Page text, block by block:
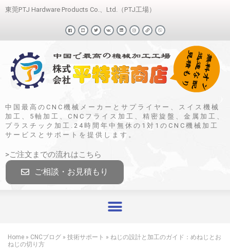
東莞PTJ Hardware Products Co.、Ltd.（PTJ工場）
中国最高のCNC機械メーカーとサプライヤー、スイス機械
加工、5軸加工、CNCフライス加工、精密旋盤、金属加工、
プラスチック加工.24時間年中無休の1対1のCNC機械加工
サービスとサポートを提供します。
>ご注文までの流れはこちら
ご相談・お見積もり
Home » CNCブログ » 技術サポート » ねじの設計と加工のガイド：めねじとお
ねじの切り方